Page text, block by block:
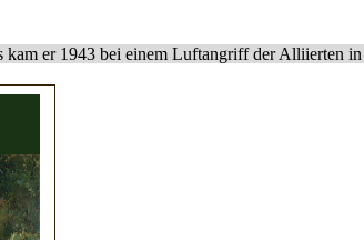
kam er 1943 bei einem Luftangriff der Alliierten